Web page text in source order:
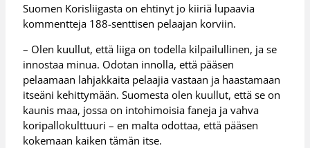
Suomen Korisliigasta on ehtinyt jo kiiriä lupaavia
kommentteja 188-senttisen pelaajan korviin.
– Olen kuullut, että liiga on todella kilpailullinen, ja se
innostaa minua. Odotan innolla, että pääsen
pelaamaan lahjakkaita pelaajia vastaan ja haastamaan
itseäni kehittymään. Suomesta olen kuullut, että se on
kaunis maa, jossa on intohimoisia faneja ja vahva
koripallokulttuuri – en malta odottaa, että pääsen
kokemaan kaiken tämän itse.